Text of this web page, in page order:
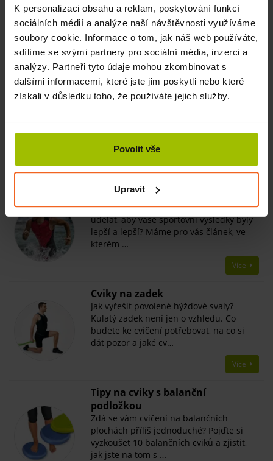
K personalizaci obsahu a reklam, poskytování funkcí
sociálních médií a analýze naší návštěvnosti využíváme
soubory cookie. Informace o tom, jak náš web používáte,
sdílíme se svými partnery pro sociální média, inzerci a
analýzy. Partneři tyto údaje mohou zkombinovat s
dalšími informacemi, které jste jim poskytli nebo které
získali v důsledku toho, že používáte jejich služby.
Povolit vše
Upravit
vhodné pro začátečníky i pokročilé jumpery.
Související produkty
Zátěžový pás, 0,5 kg
150 Kč Více
Související články
Jak se zlepšovat při sportování
Stagnuje váš výkon a vy přemýšlíte, jak to
udělat, aby vaše sportovní výsledky byly
lepší a lepší? Máme pro vás článek, ve
kterém …
Více
​Cviky na zadek
Jak vyřešit povolené hýžďové svaly?
Kulatý zadek není jen o vzhledu. Co
budete ke cvičení potřebovat, na co si
dát pozor a jaké cv…
Více
Tipy na cviky s balanční
podložkou
Zdá se vám cvičení na balančních
plochách příliš jednoduché? Pojďte si
vyzkoušet 10 balančních cviků a zjistit,
jak jste na tom s …